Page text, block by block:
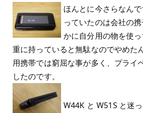
ほんとに今さらなん
っていたのは会社の
かに自分用の物を使
重に持っていると無駄なのでやめた
用携帯では窮屈な事が多く、プライ
したのです。
W44K と W51S と迷